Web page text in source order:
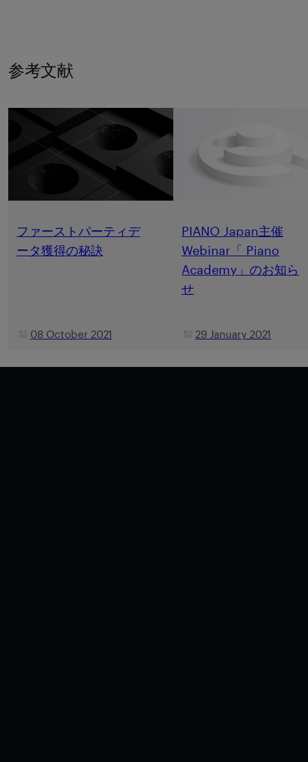
参考文献
ファーストパーティデ
ータ獲得の秘訣
08 October 2021
PIANO Japan主催
Webinar「 Piano
Academy」のお知ら
せ
29 January 2021